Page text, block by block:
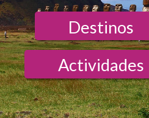
Destinos
Actividades